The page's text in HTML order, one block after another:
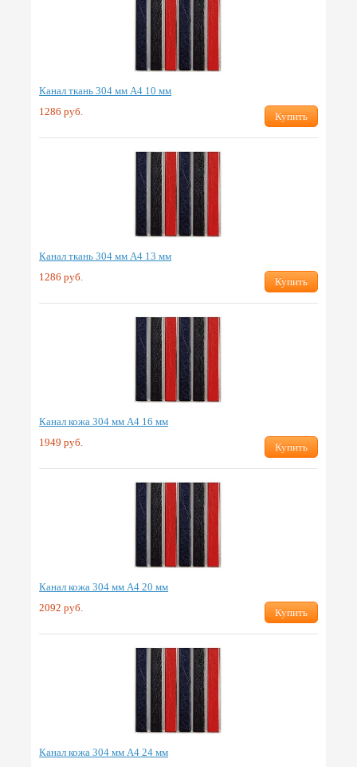
Канал ткань 304 мм А4 10 мм
1286 руб.
Купить
Канал ткань 304 мм А4 13 мм
1286 руб.
Купить
Канал кожа 304 мм А4 16 мм
1949 руб.
Купить
Канал кожа 304 мм А4 20 мм
2092 руб.
Купить
Канал кожа 304 мм А4 24 мм